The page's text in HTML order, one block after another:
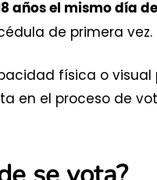
años el mismo día
de primera vez.
física o
en el proceso de